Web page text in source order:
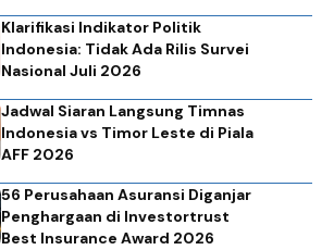
Klarifikasi Indikator Politik
Indonesia: Tidak Ada Rilis Survei
Nasional Juli 2026
Jadwal Siaran Langsung Timnas
Indonesia vs Timor Leste di Piala
AFF 2026
56 Perusahaan Asuransi Diganjar
Penghargaan di Investortrust
Best Insurance Award 2026